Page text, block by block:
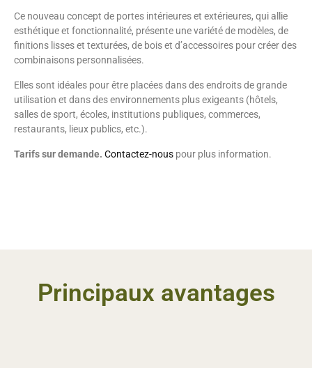
Ce nouveau concept de portes intérieures et extérieures, qui allie
esthétique et fonctionnalité, présente une variété de modèles, de
finitions lisses et texturées, de bois et d’accessoires pour créer des
combinaisons personnalisées.
Elles sont idéales pour être placées dans des endroits de grande
utilisation et dans des environnements plus exigeants (hôtels,
salles de sport, écoles, institutions publiques, commerces,
restaurants, lieux publics, etc.).
Tarifs sur demande. Contactez-nous pour plus information.
Principaux avantages